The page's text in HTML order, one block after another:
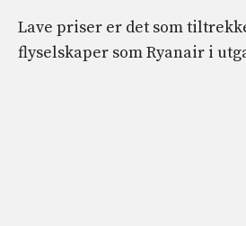
Lave priser er det som
flyselskaper som Ryanair i